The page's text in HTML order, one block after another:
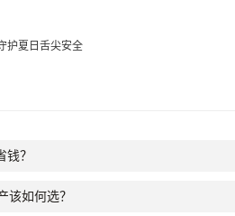
护夏日舌尖安全
？
该如何选？